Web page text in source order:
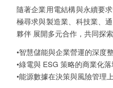
隨著企業用電結構與永續要
極尋求與製造業、科技業、
夥伴 展開多元合作，共同探索
•智慧儲能與企業營運的深度
•綠電與 ESG 策略的商業化
•能源數據在決策與風險管理